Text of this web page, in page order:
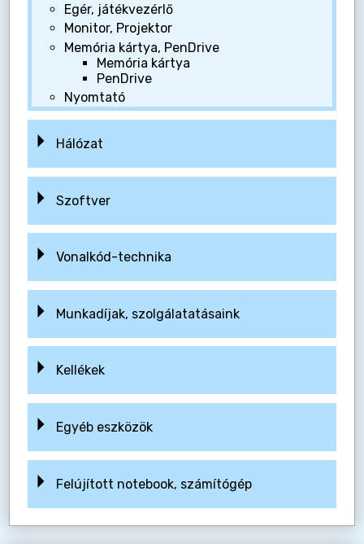
Egér, játékvezérlő
Monitor, Projektor
Memória kártya, PenDrive
Memória kártya
PenDrive
Nyomtató
Hálózat
Szoftver
Vonalkód-technika
Munkadíjak, szolgálatatásaink
Kellékek
Egyéb eszközök
Felújított notebook, számítógép